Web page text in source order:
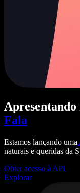
Apresentando
Fala
Estamos lançando uma
naturais e queridas da
Obter acesso à API
Explorar